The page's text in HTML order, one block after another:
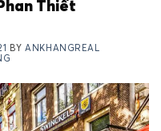
Thiết
BYANKHANGREAL